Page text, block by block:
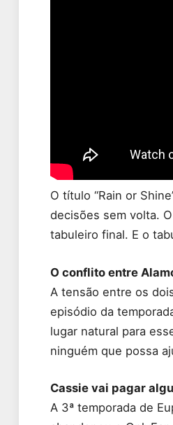
O título “Rain or
decisões sem volta.
tabuleiro final. E o
O conflito entre
A tensão entre os
episódio da
lugar natural para
ninguém que possa
Cassie vai pagar
A 3ª temporada de